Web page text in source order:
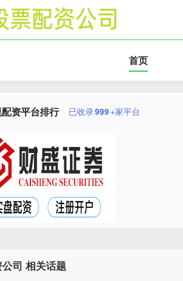
首页
资平台排行 已收录999+家平台
司 相关话题